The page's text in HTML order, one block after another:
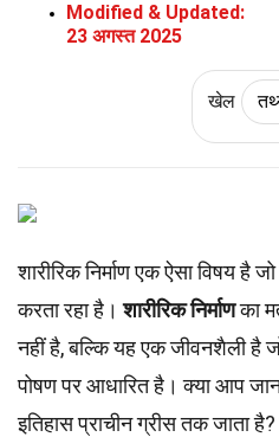
Modified & Updated:
23 अगस्त 2025
खेल
शारीरिक निर्माण एक ऐसा विषय है
करता रहा है।शारीरिक निर्माणका
नहीं है, बल्कि यह एक जीवनशैली है
पोषण पर आधारित है। क्या आप
इतिहास प्राचीन ग्रीस तक जाता है?